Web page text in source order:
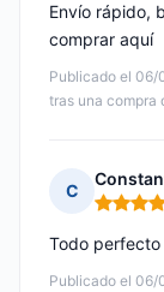
Publicado el
tras una compra
Envío rápido,
comprar aquí
C
Nota: 5
Publicado el
Todo perfecto